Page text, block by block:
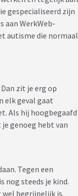
gespecialiseerd zijn
aan WerkWeb-
autisme die normaal
zit je erg op
elk geval gaat
Als hij hoogbegaafd
genoeg hebt van
Tegen een
nog steeds je kind.
wel begrijpelijk is.